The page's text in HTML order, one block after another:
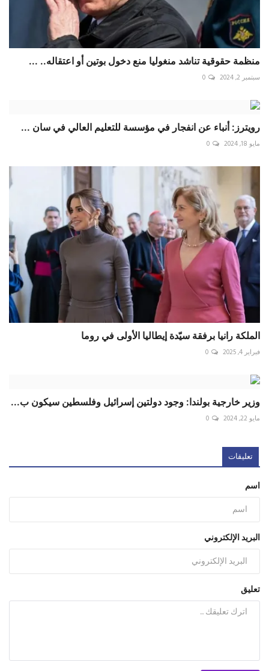
منظمة حقوقية تناشد منغوليا منع دخول بوتين أو اعتقاله.. ...
سبتمبر 2, 2024 0
رويترز: أنباء عن انفجار في مؤسسة للتعليم العالي في سان ...
مايو 18, 2024 0
الملكة رانيا برفقة سيّدة إيطاليا الأولى في روما
فبراير 4, 2025 0
وزير خارجية بولندا: وجود دولتين إسرائيل وفلسطين سيكون ب...
مايو 22, 2024 0
تعليقات
اسم
البريد الإلكتروني
تعليق